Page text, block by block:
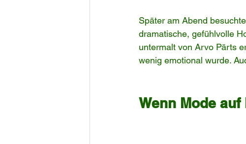
Später am Abend
dramatische, gefühlvolle
untermalt von Arvo Pärts
wenig emotional wurde.
Wenn Mode